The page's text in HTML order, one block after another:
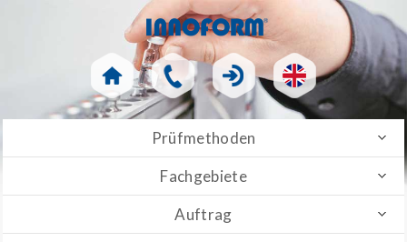
Prüfmethoden
Fachgebiete
Auftrag